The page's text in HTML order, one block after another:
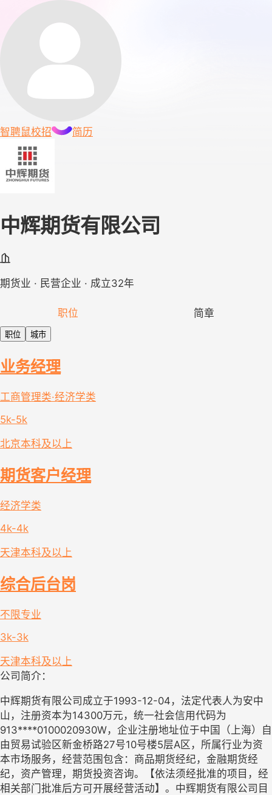
智聘鼠校招 简历
中辉期货有限公司
期货业 · 民营企业 · 成立32年
职位 简章
职位 城市
业务经理
工商管理类·经济学类
5k-5k
北京本科及以上
期货客户经理
经济学类
4k-4k
天津本科及以上
综合后台岗
不限专业
3k-3k
天津本科及以上
公司简介：
中辉期货有限公司成立于1993-12-04，法定代表人为安中
山，注册资本为14300万元，统一社会信用代码为
913****0100020930W，企业注册地址位于中国（上海）自
由贸易试验区新金桥路27号10号楼5层A区，所属行业为资
本市场服务，经营范围包含：商品期货经纪，金融期货经
纪，资产管理，期货投资咨询。【依法须经批准的项目，经
相关部门批准后方可开展经营活动】。中辉期货有限公司目